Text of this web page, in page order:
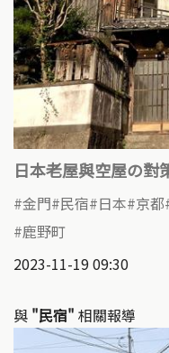
日本老屋與空屋の對
金門 民宿 日本 京都
鹿野町
2023-11-19 09:30
與 "民宿" 相關報導